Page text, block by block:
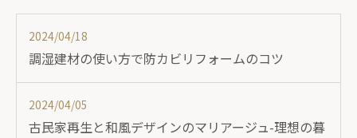
2024/04/18
調湿建材の使い方で防カビリフォームのコツ
2024/04/05
古民家再生と和風デザインのマリアージュ-理想の暮